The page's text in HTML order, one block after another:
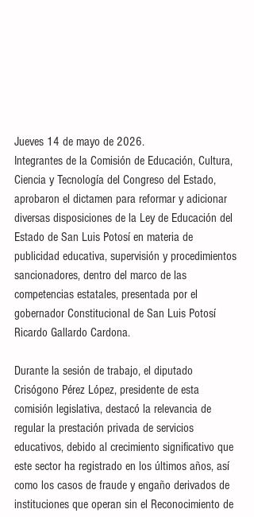
Jueves 14 de mayo de 2026.
Integrantes de la Comisión de Educación, Cultura,
Ciencia y Tecnología del Congreso del Estado,
aprobaron el dictamen para reformar y adicionar
diversas disposiciones de la Ley de Educación del
Estado de San Luis Potosí en materia de
publicidad educativa, supervisión y procedimientos
sancionadores, dentro del marco de las
competencias estatales, presentada por el
gobernador Constitucional de San Luis Potosí
Ricardo Gallardo Cardona.
Durante la sesión de trabajo, el diputado
Crisógono Pérez López, presidente de esta
comisión legislativa, destacó la relevancia de
regular la prestación privada de servicios
educativos, debido al crecimiento significativo que
este sector ha registrado en los últimos años, así
como los casos de fraude y engaño derivados de
instituciones que operan sin el Reconocimiento de